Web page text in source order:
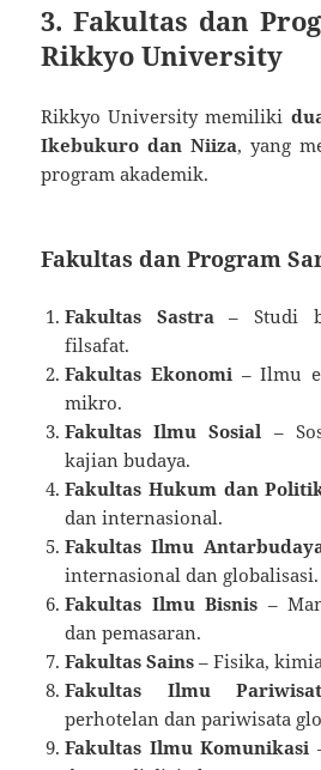
3. Fakultas dan
Rikkyo University
Rikkyo University memiliki
Ikebukuro dan Niiza, yang
program akademik.
Fakultas dan Program
Fakultas Sastra – Studi
filsafat.
Fakultas Ekonomi – Ilmu
mikro.
Fakultas Ilmu Sosial –
kajian budaya.
Fakultas Hukum dan
dan internasional.
Fakultas Ilmu
internasional dan globalisasi.
Fakultas Ilmu Bisnis –
dan pemasaran.
Fakultas Sains – Fisika,
Fakultas Ilmu
perhotelan dan pariwisata
Fakultas Ilmu Komunikasi